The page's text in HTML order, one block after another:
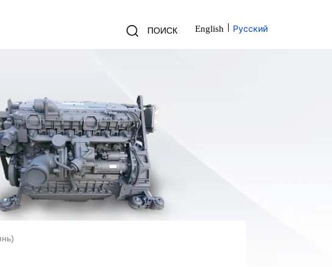
ПОИСК English Русский